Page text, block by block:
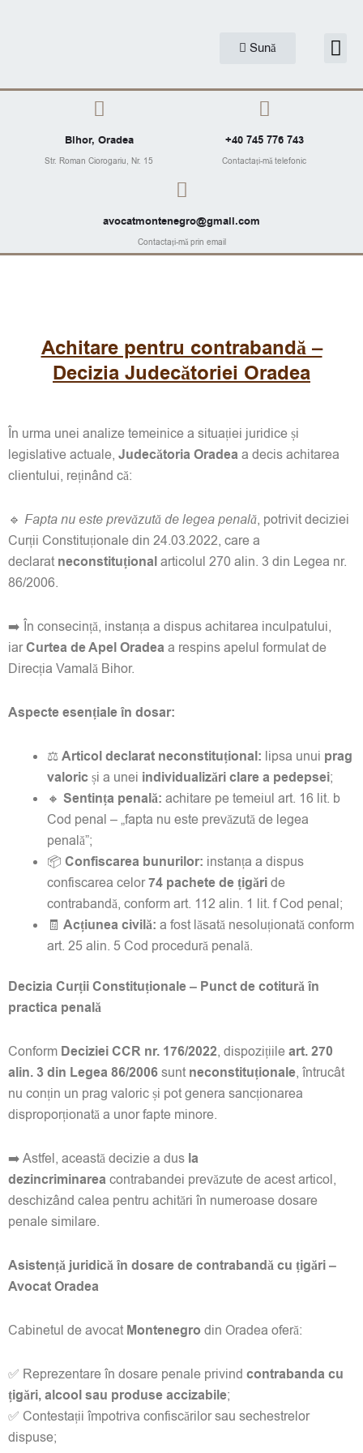
Sună
Bihor, Oradea
Str. Roman Ciorogariu, Nr. 15
+40 745 776 743
Contactați-mă telefonic
avocatmontenegro@gmail.com
Contactați-mă prin email
Achitare pentru contrabandă –
Decizia Judecătoriei Oradea
În urma unei analize temeinice a situației juridice și
legislative actuale, Judecătoria Oradeaa decis achitarea
clientului, reținând că:
🔹 Fapta nu este prevăzută de legea penală, potrivit deciziei
Curții Constituționale din 24.03.2022, care a
declaratneconstituționalarticolul 270 alin. 3 din Legea nr.
86/2006.
➡️ În consecință, instanța a dispus achitarea inculpatului,
iarCurtea de Apel Oradeaa respins apelul formulat de
Direcția Vamală Bihor.
Aspecte esențiale în dosar:
⚖️Articol declarat neconstituțional: lipsa unui prag
valoricși a unei individualizări clare a pedepsei;
🔸 Sentința penală: achitare pe temeiul art. 16 lit. b
Cod penal – „fapta nu este prevăzută de legea
penală”;
📦 Confiscarea bunurilor: instanța a dispus
confiscarea celor74 pachete de țigăride
contrabandă, conform art. 112 alin. 1 lit. f Cod penal;
🧾 Acțiunea civilă: a fost lăsată nesoluționată conform
art. 25 alin. 5 Cod procedură penală.
Decizia Curții Constituționale – Punct de cotitură în
practica penală
Conform Deciziei CCR nr. 176/2022, dispozițiileart. 270
alin. 3 din Legea 86/2006suntneconstituționale, întrucât
nu conțin un prag valoric și pot genera sancționarea
disproporționată a unor fapte minore.
➡️ Astfel, această decizie a dus la
dezincriminareacontrabandei prevăzute de acest articol,
deschizând calea pentru achitări în numeroase dosare
penale similare.
Asistență juridică în dosare de contrabandă cu țigări –
Avocat Oradea
Cabinetul de avocatMontenegrodin Oradea oferă:
✅ Reprezentare în dosare penale privind contrabanda cu
țigări, alcool sau produse accizabile;
✅ Contestații împotriva confiscărilor sau sechestrelor
dispuse;